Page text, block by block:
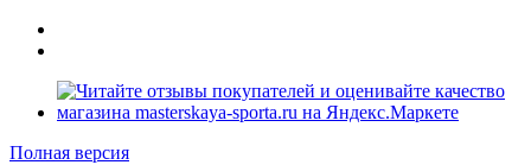
Полная версия